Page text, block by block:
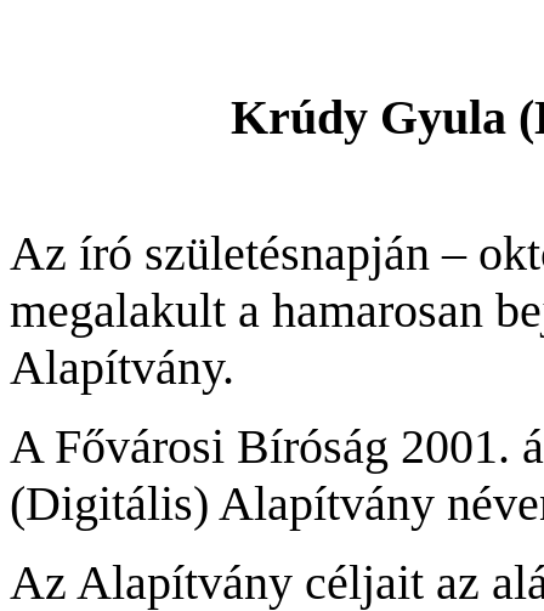
Krúdy Gyula
Az író születésnapján –
megalakult a hamarosan
Alapítvány.
A Fővárosi Bíróság 2001.
(Digitális) Alapítvány
Az Alapítvány céljait az